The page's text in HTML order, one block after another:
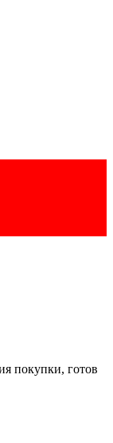
покупки, готов